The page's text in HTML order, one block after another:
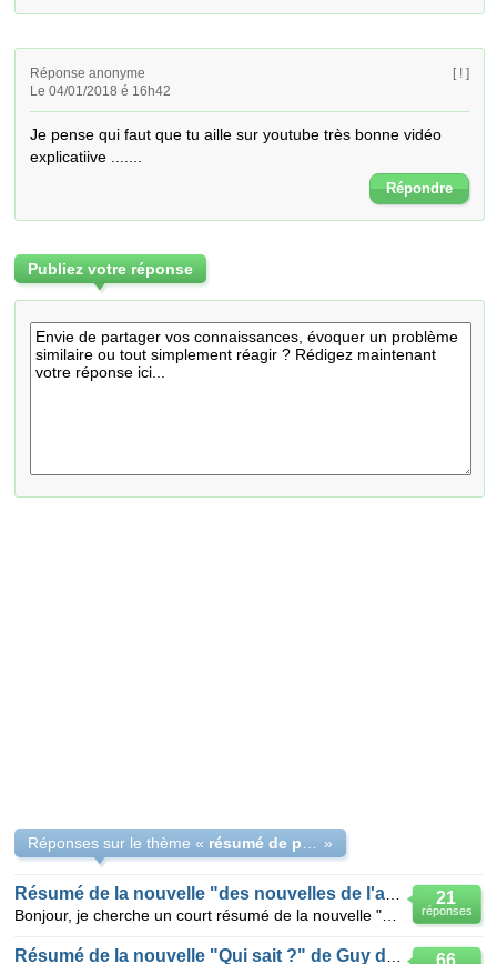
Réponse anonyme
Le 04/01/2018 é 16h42
[ ! ]
Je pense qui faut que tu aille sur youtube très bonne vidéo
explicatiive .......
Répondre
Publiez votre réponse
Réponses sur le thème « »
21
réponses
66